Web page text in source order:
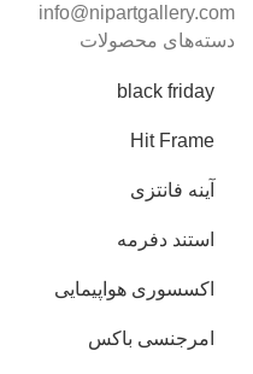
info@nipartgallery.com
دسته‌های محصولات
black friday
Hit Frame
آینه فانتزی
استند دفرمه
اکسسوری هواپیمایی
امرجنسی باکس